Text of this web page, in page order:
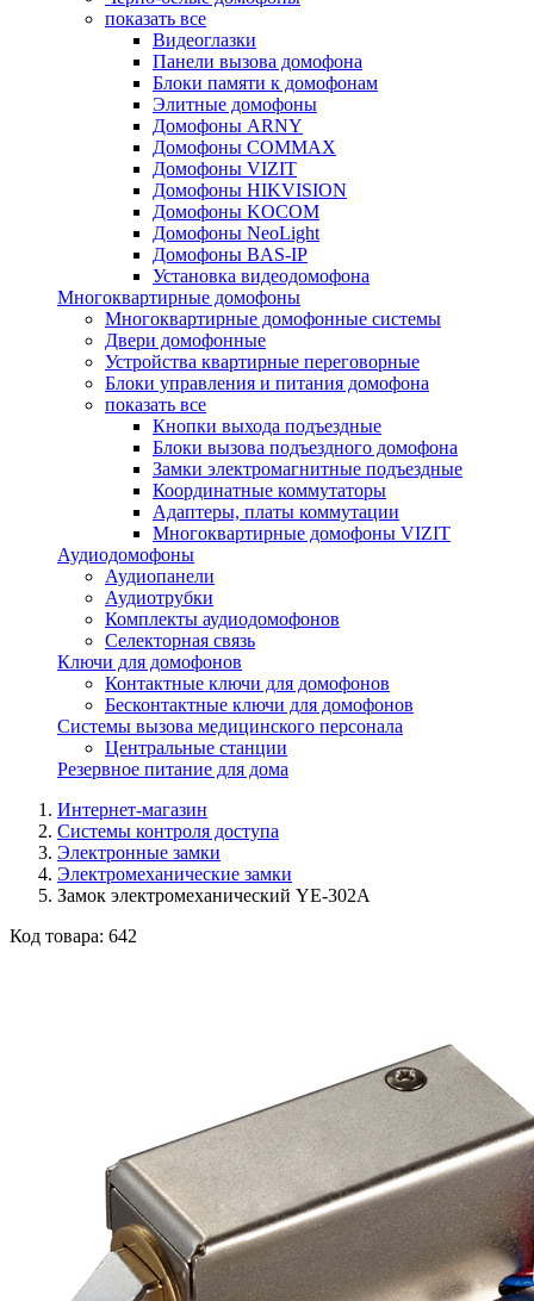
показать все
Видеоглазки
Панели вызова домофона
Блоки памяти к домофонам
Элитные домофоны
Домофоны ARNY
Домофоны COMMAX
Домофоны VIZIT
Домофоны HIKVISION
Домофоны KOCOM
Домофоны NeoLight
Домофоны BAS-IP
Установка видеодомофона
Многоквартирные домофоны
Многоквартирные домофонные системы
Двери домофонные
Устройства квартирные переговорные
Блоки управления и питания домофона
показать все
Кнопки выхода подъездные
Блоки вызова подъездного домофона
Замки электромагнитные подъездные
Координатные коммутаторы
Адаптеры, платы коммутации
Многоквартирные домофоны VIZIT
Аудиодомофоны
Аудиопанели
Аудиотрубки
Комплекты аудиодомофонов
Селекторная связь
Ключи для домофонов
Контактные ключи для домофонов
Бесконтактные ключи для домофонов
Системы вызова медицинского персонала
Центральные станции
Резервное питание для дома
Интернет-магазин
Системы контроля доступа
Электронные замки
Электромеханические замки
Замок электромеханический YE-302A
Код товара: 642